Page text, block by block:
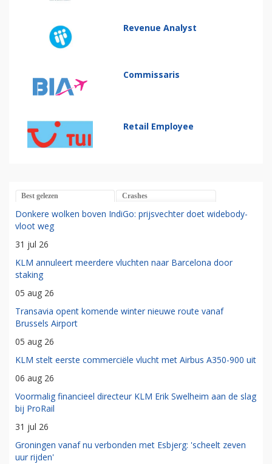
Revenue Analyst
Commissaris
Retail Employee
Best gelezen Crashes
Donkere wolken boven IndiGo: prijsvechter doet widebody-
vloot weg
31 jul 26
KLM annuleert meerdere vluchten naar Barcelona door
staking
05 aug 26
Transavia opent komende winter nieuwe route vanaf
Brussels Airport
05 aug 26
KLM stelt eerste commerciële vlucht met Airbus A350-900 uit
06 aug 26
Voormalig financieel directeur KLM Erik Swelheim aan de slag
bij ProRail
31 jul 26
Groningen vanaf nu verbonden met Esbjerg: 'scheelt zeven
uur rijden'